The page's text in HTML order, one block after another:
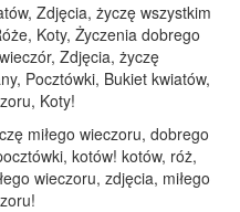
Zdjęcia, życzę wszystkim
Koty, Życzenia dobrego
Zdjęcia, życzę
Pocztówki, Bukiet kwiatów,
Koty!
miłego wieczoru, dobrego
kotów! kotów, róż,
wieczoru, zdjęcia, miłego